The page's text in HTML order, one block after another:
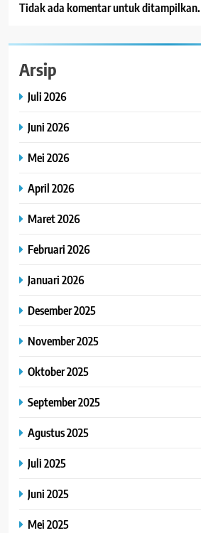
Tidak ada komentar untuk ditampilkan.
Arsip
Juli 2026
Juni 2026
Mei 2026
April 2026
Maret 2026
Februari 2026
Januari 2026
Desember 2025
November 2025
Oktober 2025
September 2025
Agustus 2025
Juli 2025
Juni 2025
Mei 2025